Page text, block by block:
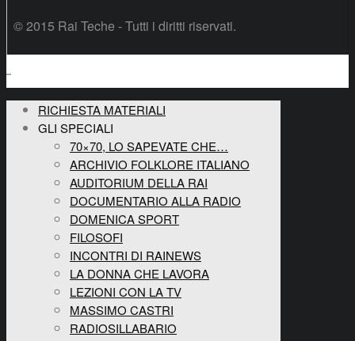
© 2015 Rai Teche - Tutti i diritti riservati.
RICHIESTA MATERIALI
GLI SPECIALI
70×70, LO SAPEVATE CHE…
ARCHIVIO FOLKLORE ITALIANO
AUDITORIUM DELLA RAI
DOCUMENTARIO ALLA RADIO
DOMENICA SPORT
FILOSOFI
INCONTRI DI RAINEWS
LA DONNA CHE LAVORA
LEZIONI CON LA TV
MASSIMO CASTRI
RADIOSILLABARIO